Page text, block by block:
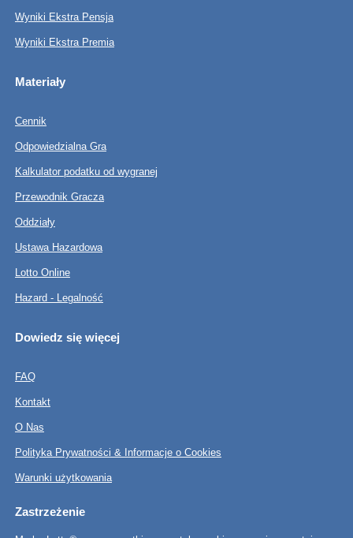
Wyniki Ekstra Pensja
Wyniki Ekstra Premia
Materiały
Cennik
Odpowiedzialna Gra
Kalkulator podatku od wygranej
Przewodnik Gracza
Oddziały
Ustawa Hazardowa
Lotto Online
Hazard - Legalność
Dowiedz się więcej
FAQ
Kontakt
O Nas
Polityka Prywatności & Informacje o Cookies
Warunki użytkowania
Zastrzeżenie